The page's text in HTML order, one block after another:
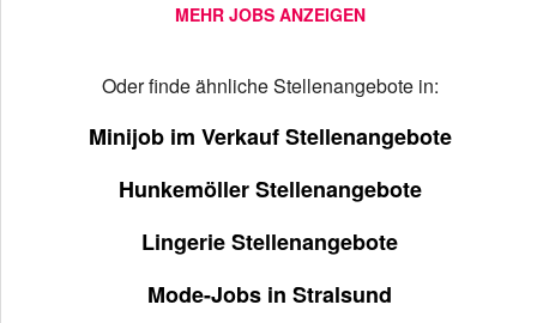
MEHR JOBS ANZEIGEN
Oder finde ähnliche Stellenangebote in:
Minijob im Verkauf Stellenangebote
Hunkemöller Stellenangebote
Lingerie Stellenangebote
Mode-Jobs in Stralsund